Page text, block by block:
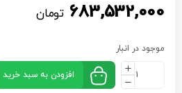
683,532,000 تومان
موجود در انبار
افزودن به سبد خرید